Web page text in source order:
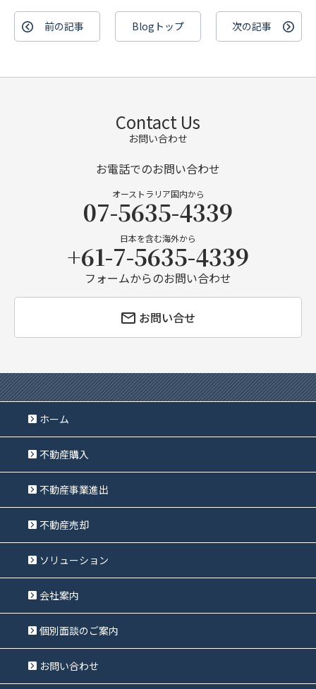
前の記事 Blogトップ 次の記事
Contact Us
お問い合わせ
お電話でのお問い合わせ
オーストラリア国内から
07-5635-4339
日本を含む海外から
+61-7-5635-4339
フォームからのお問い合わせ
お問い合せ
ホーム
不動産購入
不動産事業進出
不動産売却
ソリューション
会社案内
個別面談のご案内
お問い合わせ